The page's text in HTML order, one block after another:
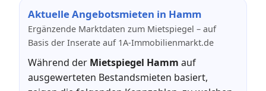
Aktuelle Angebotsmieten in Hamm
Ergänzende Marktdaten zum Mietspiegel – auf
Basis der Inserate auf 1A-Immobilienmarkt.de
Während der Mietspiegel Hamm auf
ausgewerteten Bestandsmieten basiert,